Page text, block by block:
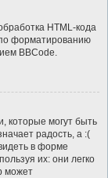
HTML-кода
форматированию
BBCode.
которые могут быть
радость, а :(
в форме
их: они легко
может